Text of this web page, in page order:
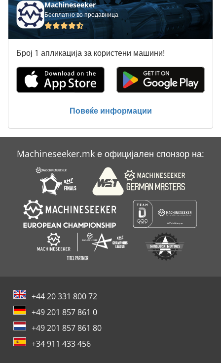
Machineseeker
Бесплатно во продавница
Број 1 апликација за користени машини!
Повеќе информации
Machineseeker.mk е официјален спонзор на:
+44 20 331 800 72
+49 201 857 861 0
+49 201 857 861 80
+34 911 433 456